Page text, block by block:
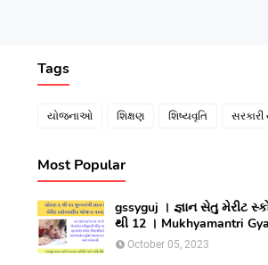
Tags
યોજનાઓ શિક્ષણ શિષ્યવૃતિ
Most Popular
gssyguj । જ્ઞાન સેતુ મેરીટ
થી 12 । Mukhyamantri Gyan setu merit
Scholarship yojana 2023 ।સીલેક્ટ થયેલ વિધાર્થીઓ
લાભ મેળવવા માટે ઓનલાઇન
October 05, 2023